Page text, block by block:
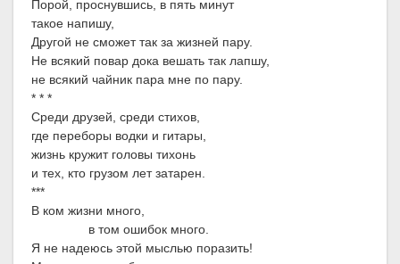
Порой, проснувшись, в пять минут
такое напишу,
Другой не сможет так за жизней пару.
Не всякий повар дока вешать так лапшу,
не всякий чайник пара мне по пару.
* * *
Среди друзей, среди стихов,
где переборы водки и гитары,
жизнь кружит головы тихонь
и тех, кто грузом лет затарен.
***
В ком жизни много,
в том ошибок много.
Я не надеюсь этой мыслью поразить!